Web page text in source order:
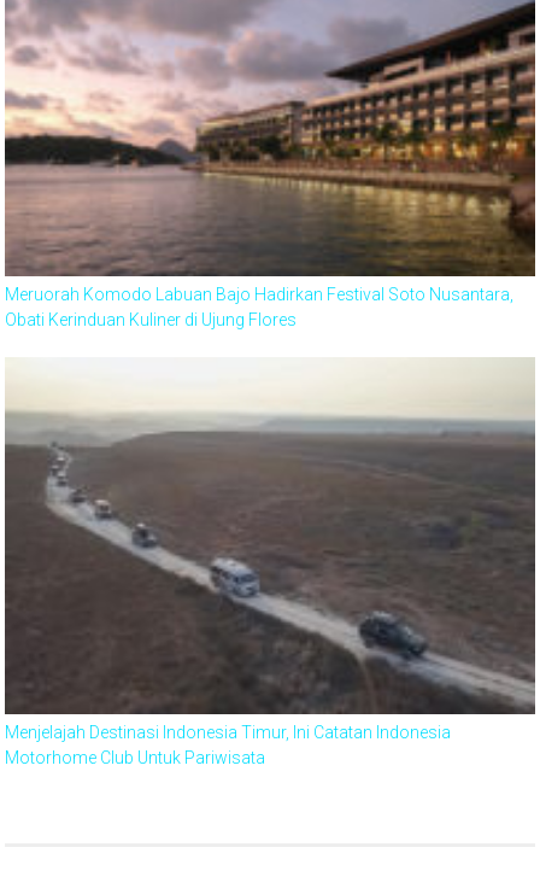
Meruorah Komodo Labuan Bajo Hadirkan Festival Soto Nusantara,
Obati Kerinduan Kuliner di Ujung Flores
Menjelajah Destinasi Indonesia Timur, Ini Catatan Indonesia
Motorhome Club Untuk Pariwisata